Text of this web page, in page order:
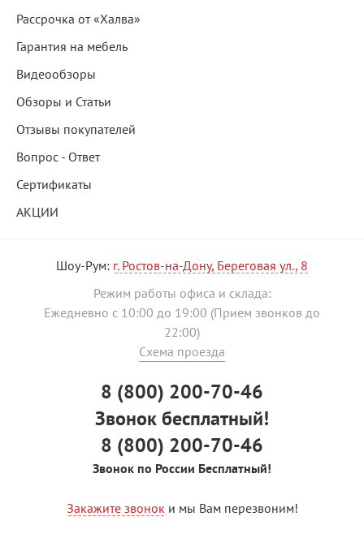
Рассрочка от «Халва»
Гарантия на мебель
Видеообзоры
Обзоры и Статьи
Отзывы покупателей
Вопрос - Ответ
Сертификаты
АКЦИИ
Шоу-Рум: г. Ростов-на-Дону, Береговая ул., 8
Режим работы офиса и склада:
Ежедневно с 10:00 до 19:00 (Прием звонков до
22:00)
Схема проезда
8 (800) 200-70-46
Звонок бесплатный!
8 (800) 200-70-46
Звонок по России Бесплатный!
Закажите звонок и мы Вам перезвоним!